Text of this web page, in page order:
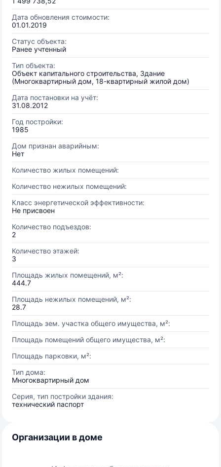
Дата обновления стоимости:
01.01.2019
Статус объекта:
Ранее учтенный
Тип объекта:
Объект капитального строительства, Здание
(Многоквартирный дом, 18-квартирный жилой дом)
Дата постановки на учёт:
31.08.2012
Год постройки:
1985
Дом признан аварийным:
Нет
Количество жилых помещений:
Количество нежилых помещений:
Класс энергетической эффективности:
Не присвоен
Количество подъездов:
2
Количество этажей:
3
Площадь жилых помещений, м²:
444.7
Площадь нежилых помещений, м²:
28.7
Площадь зем. участка общего имущества, м²:
Площадь помещений общего имущества, м²:
Площадь парковки, м²:
Тип дома:
Многоквартирный дом
Серия, тип постройки здания:
технический паспорт
Организации в доме